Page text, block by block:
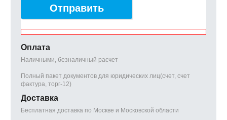
Отправить
Оплата
Наличными, безналичный расчет
Полный пакет документов для юридических лиц(счет, счет
фактура, торг-12)
Доставка
Бесплатная доставка по Москве и Московской области